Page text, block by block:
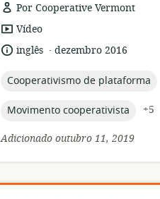
Por Cooperative Vermont
formato
de
recurso:
Vídeo
idioma:
inglês .
data
publicação:
dezembro 2016
topic:
Cooperativismo de plataforma
topic:
Movimento cooperativista
+5
Adicionado outubro 11, 2019